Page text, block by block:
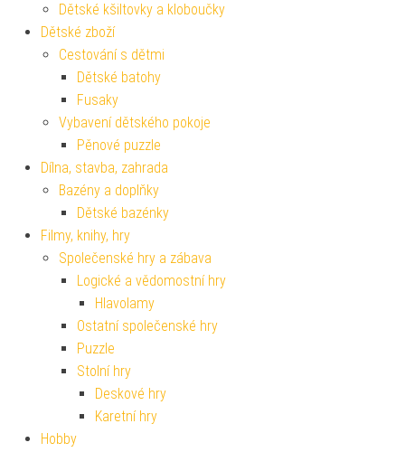
Dětské kšiltovky a kloboučky
Dětské zboží
Cestování s dětmi
Dětské batohy
Fusaky
Vybavení dětského pokoje
Pěnové puzzle
Dílna, stavba, zahrada
Bazény a doplňky
Dětské bazénky
Filmy, knihy, hry
Společenské hry a zábava
Logické a vědomostní hry
Hlavolamy
Ostatní společenské hry
Puzzle
Stolní hry
Deskové hry
Karetní hry
Hobby